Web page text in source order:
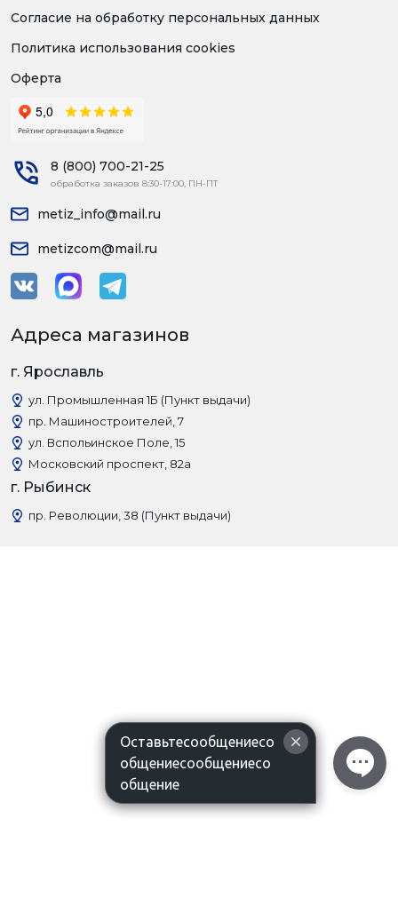
Согласие на обработку персональных данных
Политика использования cookies
Оферта
8 (800) 700-21-25
обработка заказов 8:30-17:00, ПН-ПТ
metiz_info@mail.ru
metizcom@mail.ru
Адреса магазинов
г. Ярославль
ул. Промышленная 1Б (Пункт выдачи)
пр. Машиностроителей, 7
ул. Вспольинское Поле, 15
Московский проспект, 82а
г. Рыбинск
пр. Революции, 38 (Пункт выдачи)
Оставьтесообщениесо
общениесообщениесо
общение